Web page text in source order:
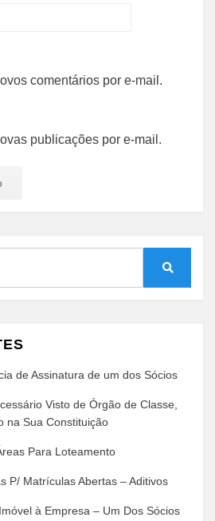
comentários por e-mail.
publicações por e-mail.
de Assinatura de um dos Sócios
Visto de Órgão de Classe,
na Sua Constituição
Para Loteamento
P/ Matrículas Abertas – Aditivos
à Empresa – Um Dos Sócios